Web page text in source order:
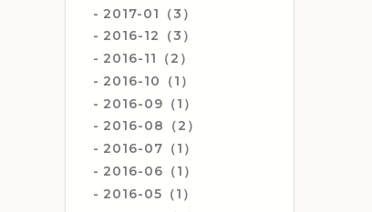
2017-01（3）
2016-12（3）
2016-11（2）
2016-10（1）
2016-09（1）
2016-08（2）
2016-07（1）
2016-06（1）
2016-05（1）